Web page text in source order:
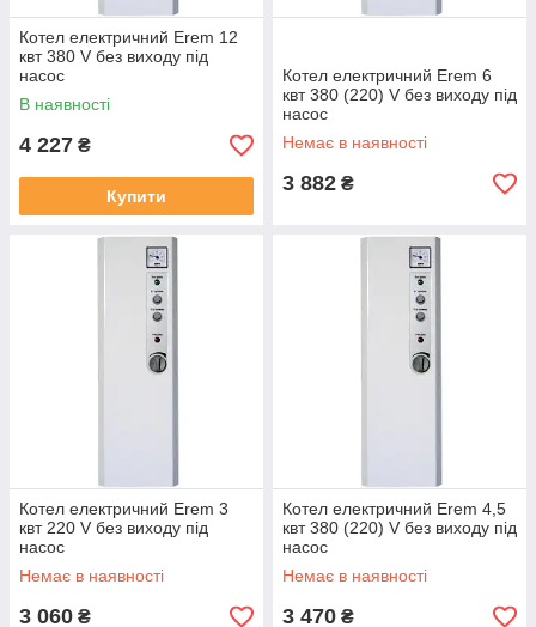
Котел електричний Erem 12
квт 380 V без виходу під
насос
В наявності
4 227 ₴
Купити
Котел електричний Erem 6
квт 380 (220) V без виходу під
насос
Немає в наявності
3 882 ₴
Котел електричний Erem 3
квт 220 V без виходу під
насос
Немає в наявності
3 060 ₴
Котел електричний Erem 4,5
квт 380 (220) V без виходу під
насос
Немає в наявності
3 470 ₴